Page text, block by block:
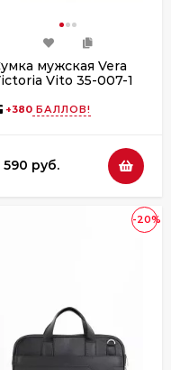
мужская Vera
Vito 35-007-1
+380 БАЛЛОВ!
590 руб.
-20%